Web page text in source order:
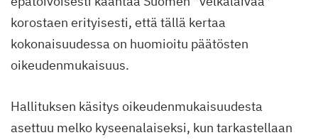
korostaen erityisesti, että tällä kertaa
kokonaisuudessa on huomioitu päätösten
oikeudenmukaisuus.
Hallituksen käsitys oikeudenmukaisuudesta
asettuu melko kyseenalaiseksi, kun tarkastellaan